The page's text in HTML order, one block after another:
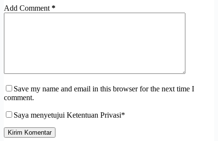
Add Comment *
Save my name and email in this browser for the next time I
comment.
Saya menyetujui Ketentuan Privasi*
Kirim Komentar